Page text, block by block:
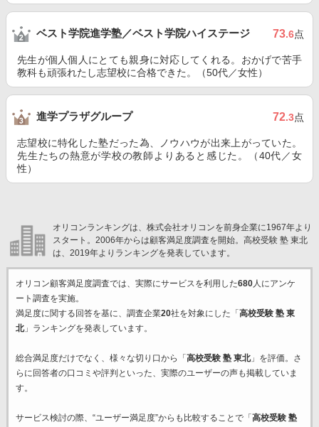
ベスト学院進学塾／ベスト学院ハイステージ 73.6点
先生が個人個人にとても親身に対応してくれる。おかげで苦手
教科も頑張れたし志望校に合格できた。（50代／女性）
進学プラザグループ 72.3点
志望校に特化した塾だった為、ノウハウが出来上がっていた。
先生たちの熱意が学校の教師よりあると感じた。（40代／女
性）
オリコンランキングは、株式会社オリコンを前身企業に1967年より
スタート。2006年からは顧客満足度調査を開始。高校受験 塾 東北
は、2019年よりランキングを発表しています。
オリコン顧客満足度調査では、実際にサービスを利用した680人にアンケ
ート調査を実施。
満足度に関する回答を基に、調査企業20社を対象にした「 高校受験 塾 東
北」ランキングを発表しています。
総合満足度だけでなく、様々な切り口から「 高校受験 塾 東北」を評価。さ
らに回答者の口コミや評判といった、実際のユーザーの声も掲載していま
す。
サービス検討の際、“ユーザー満足度”からも比較することで「 高校受験 塾